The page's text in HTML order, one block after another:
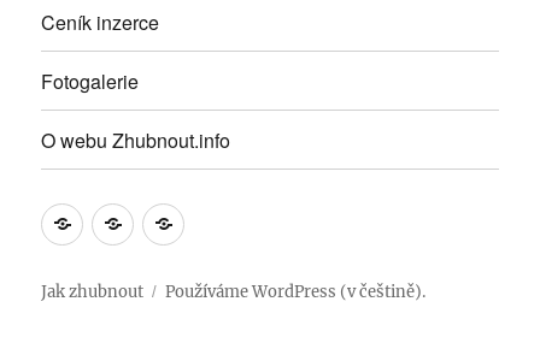
Ceník inzerce
Fotogalerie
O webu Zhubnout.info
CeníkFotogalerie
O
Zhubnout.info
Jak zhubnout Používáme WordPress (v češtině).